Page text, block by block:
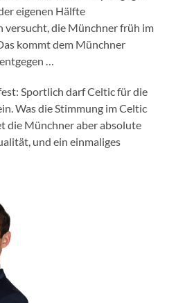
eigenen Hälfte
versucht, die Münchner früh im
kommt dem Münchner
…
Sportlich darf Celtic für die
Was die Stimmung im Celtic
die Münchner aber absolute
und ein einmaliges